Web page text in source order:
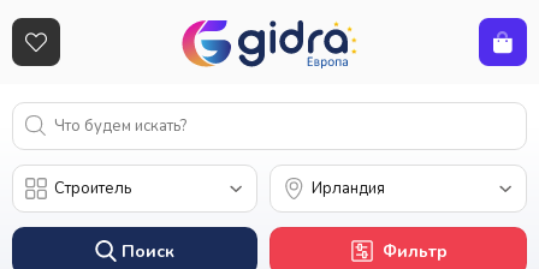
Поиск Фильтр